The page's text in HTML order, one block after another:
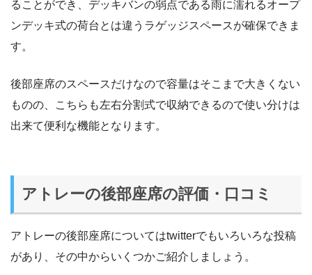
ることができ、デッキバンの弱点である雨に濡れるオープ
ンデッキ式の荷台とは違うラゲッジスペースが確保できま
す。
後部座席のスペースだけなので容量はそこまで大きくない
ものの、こちらも左右分割式で収納できるので使い分けは
出来て便利な機能となります。
アトレーの後部座席の評価・口コミ
アトレーの後部座席についてはtwitterでもいろいろな投稿
があり、その中からいくつかご紹介しましょう。